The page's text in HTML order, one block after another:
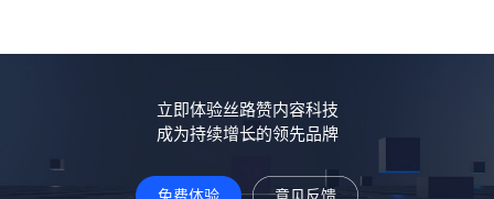
立即体验丝路赞内容科技
成为持续增长的领先品牌